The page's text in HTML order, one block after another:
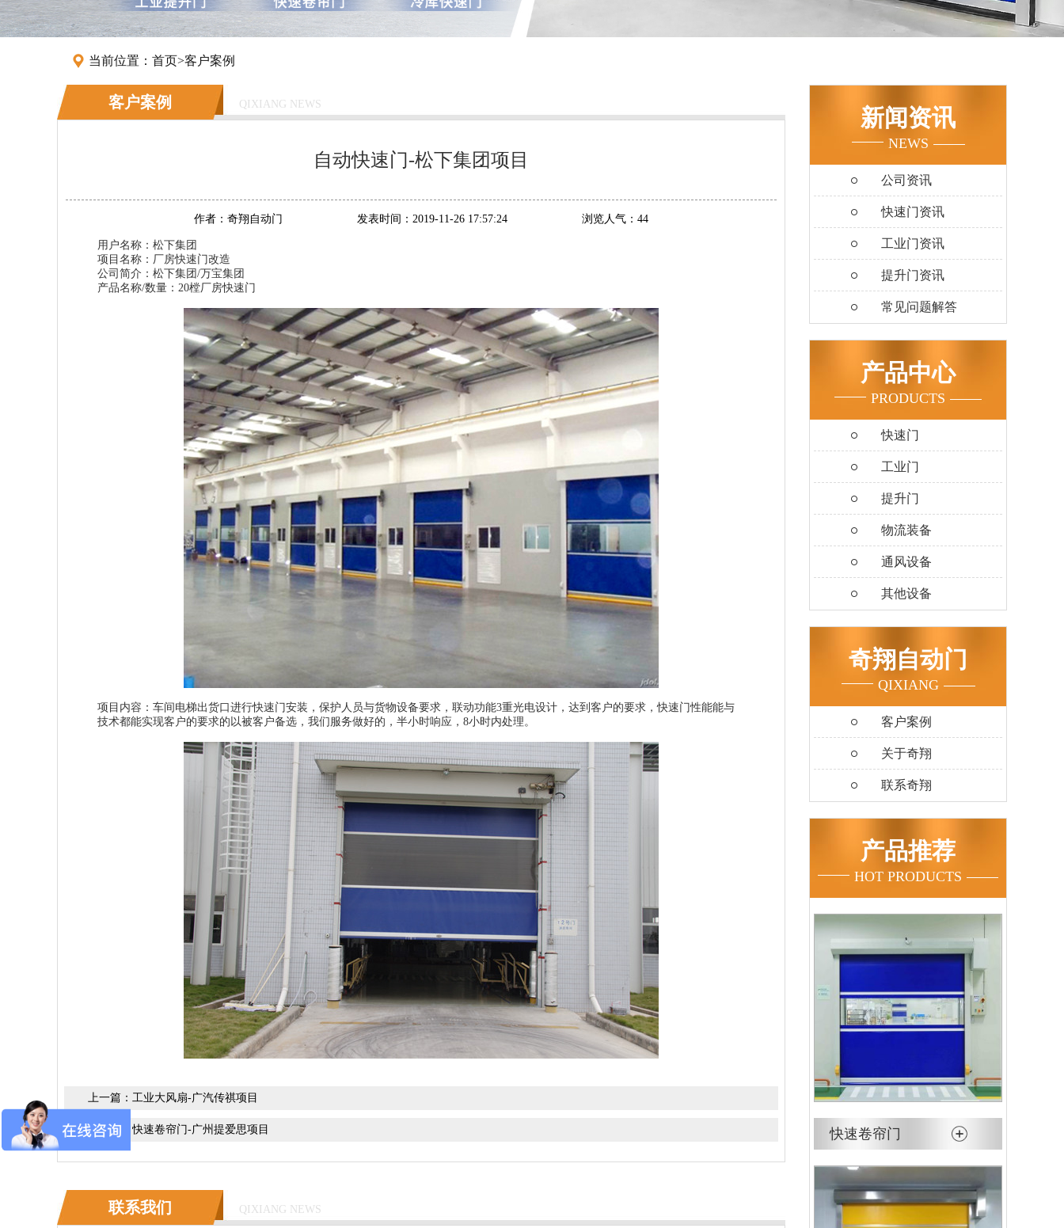
当前位置： 首页>客户案例
客户案例 QIXIANG NEWS
自动快速门-松下集团项目
作者： 奇翔自动门 发表时间： 2019-11-26 17:57:24 浏览人气： 44
用户名称：松下集团
项目名称：厂房快速门改造
公司简介：松下集团/万宝集团
产品名称/数量：20樘厂房快速门
项目内容：车间电梯出货口进行快速门安装，保护人员与货物设备要求，联动功能3重光电设计，达到客户的要求，快速门性能能与
技术都能实现客户的要求的以被客户备选，我们服务做好的，半小时响应，8小时内处理。
上一篇： 工业大风扇-广汽传祺项目
下一篇： 快速卷帘门-广州提爱思项目
联系我们 QIXIANG NEWS
新闻资讯
NEWS
公司资讯
快速门资讯
工业门资讯
提升门资讯
常见问题解答
产品中心
PRODUCTS
快速门
工业门
提升门
物流装备
通风设备
其他设备
奇翔自动门
QIXIANG
客户案例
关于奇翔
联系奇翔
产品推荐
HOT PRODUCTS
快速卷帘门